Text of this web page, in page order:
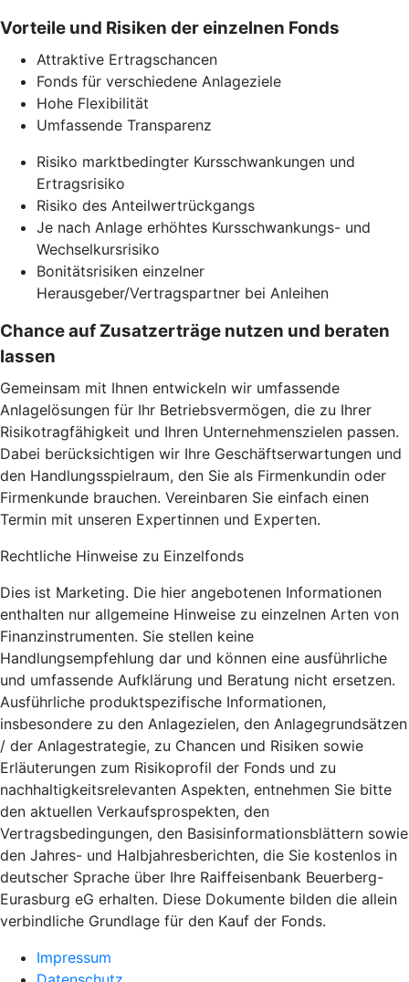
Vorteile und Risiken der einzelnen Fonds
Attraktive Ertragschancen
Fonds für verschiedene Anlageziele
Hohe Flexibilität
Umfassende Transparenz
Risiko marktbedingter Kursschwankungen und
Ertragsrisiko
Risiko des Anteilwertrückgangs
Je nach Anlage erhöhtes Kursschwankungs- und
Wechselkursrisiko
Bonitätsrisiken einzelner
Herausgeber/Vertragspartner bei Anleihen
Chance auf Zusatzerträge nutzen und beraten
lassen
Gemeinsam mit Ihnen entwickeln wir umfassende
Anlagelösungen für Ihr Betriebsvermögen, die zu Ihrer
Risikotragfähigkeit und Ihren Unternehmenszielen passen.
Dabei berücksichtigen wir Ihre Geschäftserwartungen und
den Handlungsspielraum, den Sie als Firmenkundin oder
Firmenkunde brauchen. Vereinbaren Sie einfach einen
Termin mit unseren Expertinnen und Experten.
Rechtliche Hinweise zu Einzelfonds
Dies ist Marketing. Die hier angebotenen Informationen
enthalten nur allgemeine Hinweise zu einzelnen Arten von
Finanzinstrumenten. Sie stellen keine
Handlungsempfehlung dar und können eine ausführliche
und umfassende Aufklärung und Beratung nicht ersetzen.
Ausführliche produktspezifische Informationen,
insbesondere zu den Anlagezielen, den Anlagegrundsätzen
/ der Anlagestrategie, zu Chancen und Risiken sowie
Erläuterungen zum Risikoprofil der Fonds und zu
nachhaltigkeitsrelevanten Aspekten, entnehmen Sie bitte
den aktuellen Verkaufsprospekten, den
Vertragsbedingungen, den Basisinformationsblättern sowie
den Jahres- und Halbjahresberichten, die Sie kostenlos in
deutscher Sprache über Ihre Raiffeisenbank Beuerberg-
Eurasburg eG erhalten. Diese Dokumente bilden die allein
verbindliche Grundlage für den Kauf der Fonds.
Impressum